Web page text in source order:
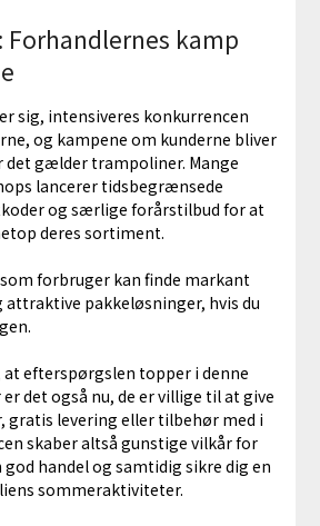
kamp
sig, intensiveres konkurrencen
og kampene om kunderne bliver
det gælder trampoliner. Mange
lancerer tidsbegrænsede
og særlige forårstilbud for at
deres sortiment.
forbruger kan finde markant
attraktive pakkeløsninger, hvis du
at efterspørgslen topper i denne
det også nu, de er villige til at give
gratis levering eller tilbehør med i
skaber altså gunstige vilkår for
god handel og samtidig sikre dig en
sommeraktiviteter.